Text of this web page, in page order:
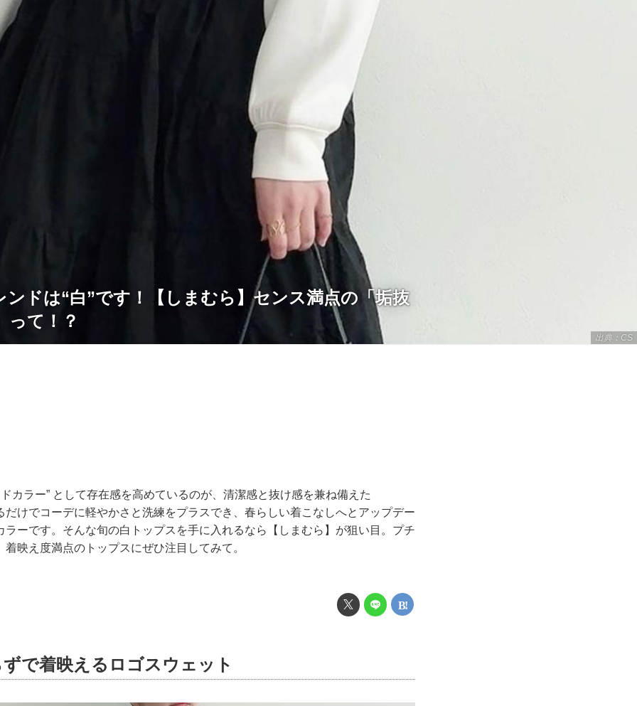
出典：CS
ンドは“白”です！【しまむら】センス満点の「垢抜
って！？
カラー” として存在感を高めているのが、清潔感と抜け感を兼ね備えた
だけでコーデに軽やかさと洗練をプラスでき、春らしい着こなしへとアップデー
ラーです。そんな旬の白トップスを手に入れるなら【しまむら】が狙い目。プチ
映え度満点のトップスにぜひ注目してみて。
で着映えるロゴスウェット